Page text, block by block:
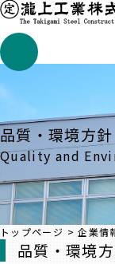
品質・環境方針
Quality and
トップページ >企業情
品質・環境